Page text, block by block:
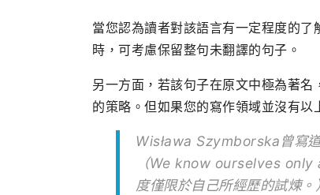
當您認為讀者對該語言有一定程度的
時，可考慮保留整句未翻譯的句子。
另一方面，若該句子在原文中極為著
的策略。但如果您的寫作領域並沒有以
Wisława Szymborska曾寫
（We know ourselves
度僅限於自己所經歷的試煉。